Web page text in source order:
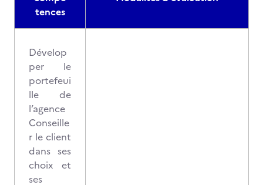
tences
Dévelop
per le
portefeui
lle de
l’agence
Conseille
r le client
dans ses
choix et
ses